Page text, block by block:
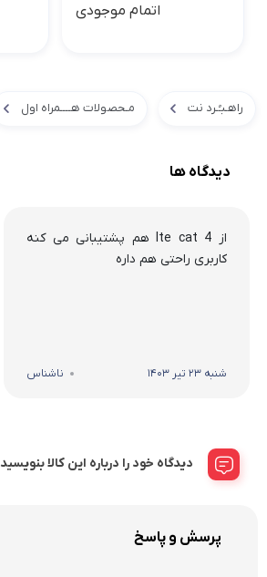
اتمام موجودی
راهـبـُـرد نت مـحصولات هــــمراه اول
دیدگاه ها
از lte cat 4 هم پشتیبانی می کنه
کاربری راحتی هم داره
شنبه 23 تیر 1403 ناشناس
دیدگاه خود را درباره این کالا بنویسید
پرسش و پاسخ